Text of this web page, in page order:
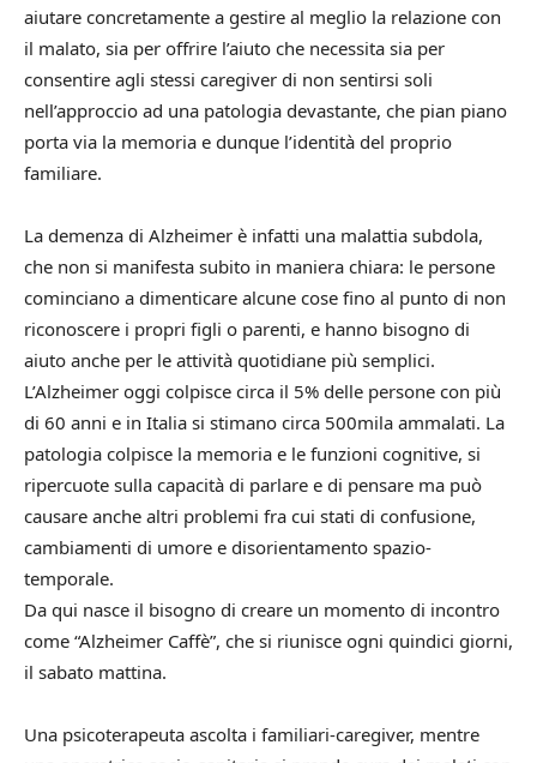
aiutare concretamente a gestire al meglio la relazione con
il malato, sia per offrire l’aiuto che necessita sia per
consentire agli stessi caregiver di non sentirsi soli
nell’approccio ad una patologia devastante, che pian piano
porta via la memoria e dunque l’identità del proprio
familiare.
La demenza di Alzheimer è infatti una malattia subdola,
che non si manifesta subito in maniera chiara: le persone
cominciano a dimenticare alcune cose fino al punto di non
riconoscere i propri figli o parenti, e hanno bisogno di
aiuto anche per le attività quotidiane più semplici.
L’Alzheimer oggi colpisce circa il 5% delle persone con più
di 60 anni e in Italia si stimano circa 500mila ammalati. La
patologia colpisce la memoria e le funzioni cognitive, si
ripercuote sulla capacità di parlare e di pensare ma può
causare anche altri problemi fra cui stati di confusione,
cambiamenti di umore e disorientamento spazio-
temporale.
Da qui nasce il bisogno di creare un momento di incontro
come “Alzheimer Caffè”, che si riunisce ogni quindici giorni,
il sabato mattina.
Una psicoterapeuta ascolta i familiari-caregiver, mentre